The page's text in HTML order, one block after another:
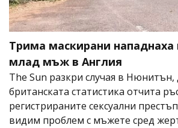
Трима маскирани нападнаха
млад мъж в Англия
The Sun разкри случая в Нюнитън,
британската статистика отчита
регистрираните сексуални
видим проблем с мъжете сред